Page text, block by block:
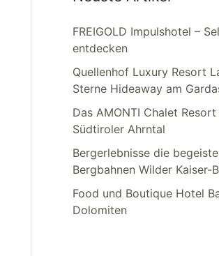
FREIGOLD Impulshotel –
entdecken
Quellenhof Luxury Resort
Sterne Hideaway am
Das AMONTI Chalet
Südtiroler Ahrntal
Bergerlebnisse die
Bergbahnen Wilder Kaiser-
Food und Boutique Hotel
Dolomiten